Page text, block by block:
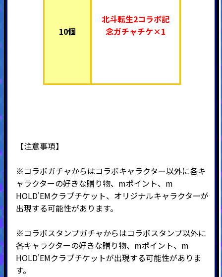
10個
北斗転生2コラボ記
念ガチャチケ×1
【注意事項】
※コラボガチャからはコラボキャラクター以外に各キ
ャラクターの好きな贈り物、mポイント、m
HOLD'EMクラブチケット、オリジナルキャラクターが
出現する可能性があります。
※コラボスタンプガチャからはコラボスタンプ以外に
各キャラクターの好きな贈り物、mポイント、m
HOLD'EMクラブチケットが出現する可能性がありま
す。